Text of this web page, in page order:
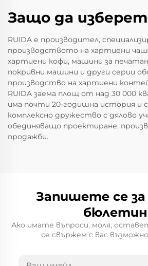
Защо да
RUIDA е производител,
производството на хартиени
хартиени кофи, машини за
покривни машини и други серии
производство на хартиени
RUIDA заема площ от над 30 000
има почти 20-годишна история и
комплексно дружество с дялово
обединяващо проектиране,
продажби.
Запишете се
бюлетин
Ако имате въпроси, моля,
се свържем с вас